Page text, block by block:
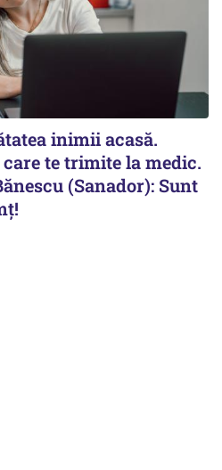
inimii acasă.
te trimite la medic.
(Sanador): Sunt